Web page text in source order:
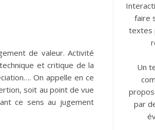
de valeur. Activité
et critique de la
On appelle en ce
soit au point de vue
ce sens au jugement
faire
textes
Un
par